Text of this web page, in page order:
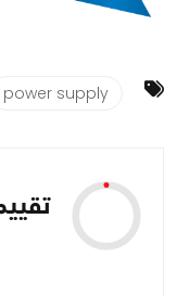
power supply